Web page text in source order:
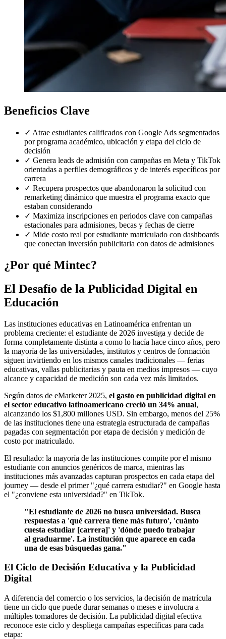
Beneficios Clave
✓ Atrae estudiantes calificados con Google Ads segmentados
por programa académico, ubicación y etapa del ciclo de
decisión
✓ Genera leads de admisión con campañas en Meta y TikTok
orientadas a perfiles demográficos y de interés específicos por
carrera
✓ Recupera prospectos que abandonaron la solicitud con
remarketing dinámico que muestra el programa exacto que
estaban considerando
✓ Maximiza inscripciones en periodos clave con campañas
estacionales para admisiones, becas y fechas de cierre
✓ Mide costo real por estudiante matriculado con dashboards
que conectan inversión publicitaria con datos de admisiones
¿Por qué Mintec?
El Desafío de la Publicidad Digital en
Educación
Las instituciones educativas en Latinoamérica enfrentan un
problema creciente: el estudiante de 2026 investiga y decide de
forma completamente distinta a como lo hacía hace cinco años, pero
la mayoría de las universidades, institutos y centros de formación
siguen invirtiendo en los mismos canales tradicionales — ferias
educativas, vallas publicitarias y pauta en medios impresos — cuyo
alcance y capacidad de medición son cada vez más limitados.
Según datos de eMarketer 2025, el gasto en publicidad digital en
el sector educativo latinoamericano creció un 34% anual,
alcanzando los $1,800 millones USD. Sin embargo, menos del 25%
de las instituciones tiene una estrategia estructurada de campañas
pagadas con segmentación por etapa de decisión y medición de
costo por matriculado.
El resultado: la mayoría de las instituciones compite por el mismo
estudiante con anuncios genéricos de marca, mientras las
instituciones más avanzadas capturan prospectos en cada etapa del
journey — desde el primer "¿qué carrera estudiar?" en Google hasta
el "¿conviene esta universidad?" en TikTok.
"El estudiante de 2026 no busca universidad. Busca
respuestas a 'qué carrera tiene más futuro', 'cuánto
cuesta estudiar [carrera]' y 'dónde puedo trabajar
al graduarme'. La institución que aparece en cada
una de esas búsquedas gana."
El Ciclo de Decisión Educativa y la Publicidad
Digital
A diferencia del comercio o los servicios, la decisión de matrícula
tiene un ciclo que puede durar semanas o meses e involucra a
múltiples tomadores de decisión. La publicidad digital efectiva
reconoce este ciclo y despliega campañas específicas para cada
etapa: